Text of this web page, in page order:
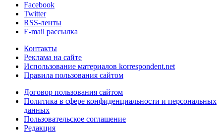
Facebook
Twitter
RSS-ленты
E-mail рассылка
Контакты
Реклама на сайте
Использование материалов korrespondent.net
Правила пользования сайтом
Договор пользования сайтом
Политика в сфере конфиденциальности и персональных
данных
Пользовательское соглашение
Редакция